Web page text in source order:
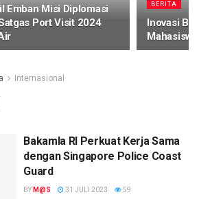
Emban Misi Diplomasi
Port Visit 2024
BERITA
Inovasi
Internasional
Bakamla RI Perkuat Kerja Sama
dengan Singapore Police Coast
Guard
BY M@S 31 JULI 2023 59